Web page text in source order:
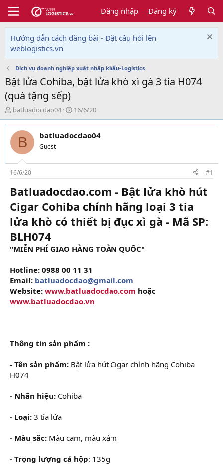
Đăng nhập Đăng ký
Hướng dẫn cách đăng bài - Đặt câu hỏi lên
weblogistics.vn
Dịch vụ doanh nghiệp xuất nhập khẩu-Logistics
Bật lửa Cohiba, bật lửa khò xì gà 3 tia H074
(quà tặng sếp)
T
h
r
e
d
s
t
a
r
e
batluadocdao04
N
g
à
y
i
16/6/20
B batluadocdao04
Guest
16/6/20 #1
Batluadocdao.com - Bật lửa khò hút
Cigar Cohiba chính hãng loại 3 tia
lửa khò có thiết bị đục xì gà - Mã SP:
BLH074
"MIỄN PHÍ GIAO HÀNG TOÀN QUỐC"
Hotline: 0988 00 11 31
Email: batluadocdao@gmail.com
Website: www.batluadocdao.com hoặc
www.batluadocdao.vn
Thông tin sản phẩm :
- Tên sản phẩm: Bật lửa hút Cigar chính hãng Cohiba
H074
- Nhãn hiệu: Cohiba
- Loại: 3 tia lửa
- Màu sắc: Màu cam, màu xám
- Trọng lượng cả hộp: 135g